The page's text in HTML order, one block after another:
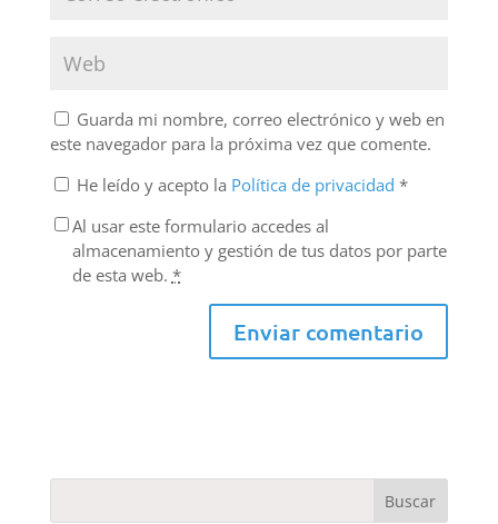
Guarda mi nombre, correo electrónico y web en
este navegador para la próxima vez que comente.
He leído y acepto la Política de privacidad *
Al usar este formulario accedes al
almacenamiento y gestión de tus datos por parte
de esta web. *